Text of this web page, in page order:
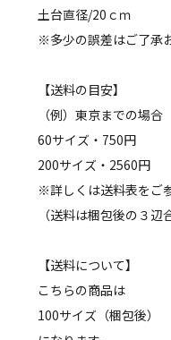
土台直径/20ｃｍ
※多少の誤差はご了承
【送料の目安】
（例）東京までの場合
60サイズ・750円
200サイズ・2560円
※詳しくは送料表をご
（送料は梱包後の３辺
【送料について】
こちらの商品は
100サイズ（梱包後）